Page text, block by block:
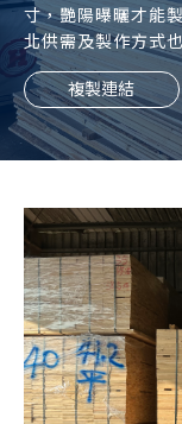
個人融資
房屋副
常見問題
帳款轉
企業專案
房屋副
平台操
寸，艷陽曝曬才能
北供需及製作方式
複製連結